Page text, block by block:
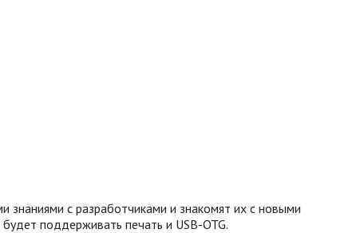
с разработчиками и знакомят их с новыми
поддерживать печать и USB-OTG.